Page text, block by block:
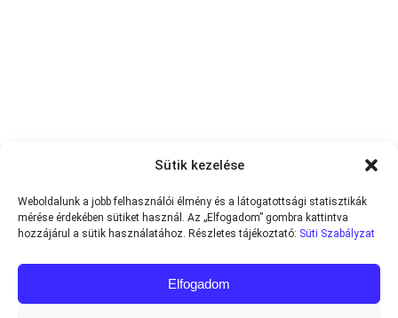
Sütik kezelése
Weboldalunk a jobb felhasználói élmény és a látogatottsági statisztikák
mérése érdekében sütiket használ. Az „Elfogadom” gombra kattintva
hozzájárul a sütik használatához. Részletes tájékoztató: Süti Szabályzat
Elfogadom